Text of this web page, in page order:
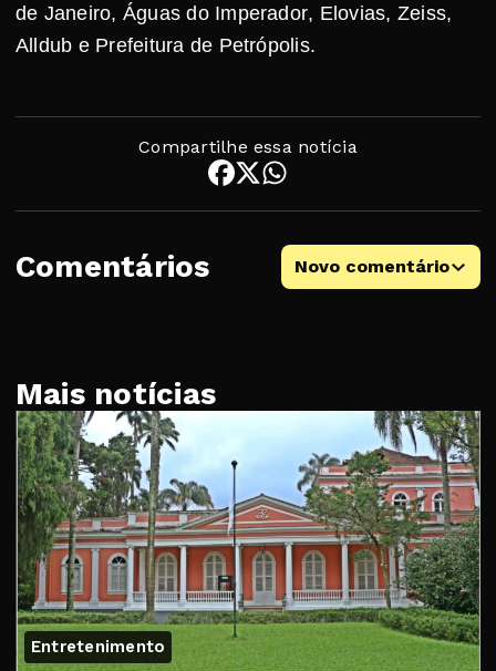
de Janeiro, Águas do Imperador, Elovias, Zeiss,
Alldub e Prefeitura de Petrópolis.
Compartilhe essa notícia
Comentários Novo comentário
Mais notícias
Entretenimento